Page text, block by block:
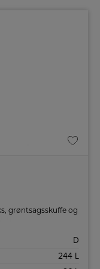
grøntsagsskuffe og
D
244 L